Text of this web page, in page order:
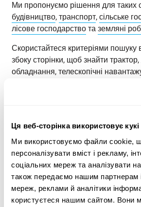
Ця веб-сторінка використовує кукі
Ми використовуємо файли cookie,
персоналізувати вміст і рекламу,
соціальних мереж та аналізувати
також передаємо нашим партнерам
мереж, реклами й аналітики
користуєтеся нашим сайтом. Вони
Ми пропонуємо рішення для таких
будівництво, транспорт, сільське
лісове господарство та земляні
Скористайтеся критеріями пошуку
збоку сторінки, щоб знайти трактор,
обладнання, телескопічні
навантажувачі з ковшем типу
відповідають вашим потребам.
лістингу або загальною вагою.
Ознайомтеся з асортиментом
та знайдіть ідеальний продукт для
Якщо вам не вдається знайти те,
завжди можете зв’язатися з нашим
продажів.